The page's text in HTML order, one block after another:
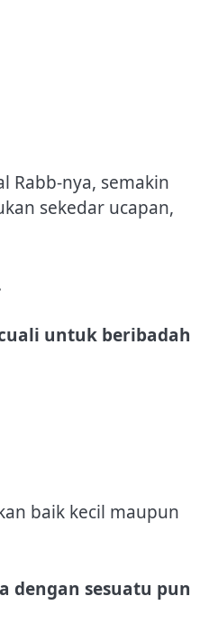
Rabb-nya, semakin
sekedar ucapan,
untuk beribadah
baik kecil maupun
dengan sesuatu pun